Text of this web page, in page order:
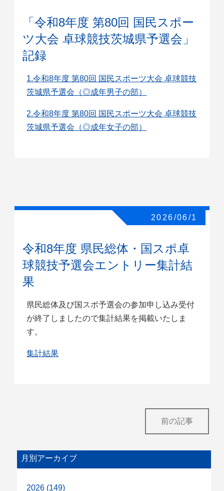
「令和8年度 第80回 国民スポー
ツ大会 卓球競技茨城県予選会」
記録
1.令和8年度 第80回 国民スポーツ大会 卓球競技
茨城県予選会（◎成年男子の部）
2.令和8年度 第80回 国民スポーツ大会 卓球競技
茨城県予選会（◎成年女子の部）
令和8年度 県民総体・国スポ卓
球競技予選会エントリー集計結
果
2026/06/1
県民総体及び国スポ予選会の参加申し込み受付
が終了しましたので集計結果を掲載いたしま
す。
集計結果
前の記事
月別アーカイブ
2026 (149)